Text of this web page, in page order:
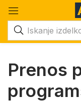
Prenos